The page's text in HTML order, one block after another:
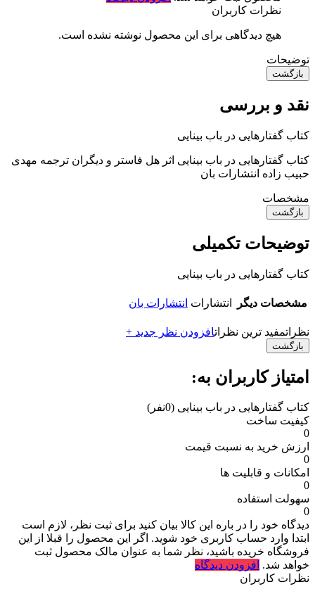
نظرات کاربران
هیچ دیدگاهی برای این محصول نوشته نشده است.
توضیحات
بازگشت
نقد و بررسی
کتاب گفتارهایی در باب بینایی
کتاب گفتارهایی در باب بینایی اثر هل فاستر و دیگران ترجمه مهدی
حبیب زاده انتشارات بان
مشخصات
بازگشت
توضیحات تکمیلی
کتاب گفتارهایی در باب بینایی
مشخصات دیگر انتشارات انتشارات بان
نظراتمفید ترین نظراتافزودن نظر جدید +
بازگشت
امتیاز کاربران به:
کتاب گفتارهایی در باب بینایی (0نفر)
کیفیت ساخت
0
ارزش خرید به نسبت قیمت
0
امکانات و قابلیت ها
0
سهولت استفاده
0
دیدگاه خود را در باره این کالا بیان کنید برای ثبت نظر، لازم است
ابتدا وارد حساب کاربری خود شوید. اگر این محصول را قبلا از این
فروشگاه خریده باشید، نظر شما به عنوان مالک محصول ثبت
خواهد شد. افزودن دیدگاه
نظرات کاربران